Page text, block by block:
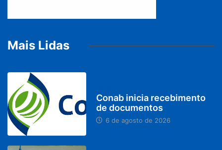
Mais Lidas
Conab inicia recebimento
de documentos
6 de agosto de 2026